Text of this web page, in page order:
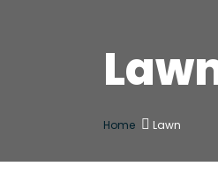
Home Lawn